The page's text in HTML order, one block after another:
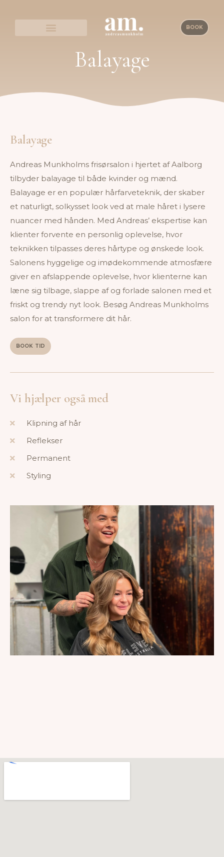
BOOK
Balayage
Balayage
Andreas Munkholms frisørsalon i hjertet af Aalborg
tilbyder balayage til både kvinder og mænd.
Balayage er en populær hårfarveteknik, der skaber
et naturligt, solkysset look ved at male håret i lysere
nuancer med hånden. Med Andreas’ ekspertise kan
klienter forvente en personlig oplevelse, hvor
teknikken tilpasses deres hårtype og ønskede look.
Salonens hyggelige og imødekommende atmosfære
giver en afslappende oplevelse, hvor klienterne kan
læne sig tilbage, slappe af og forlade salonen med et
friskt og trendy nyt look. Besøg Andreas Munkholms
salon for at transformere dit hår.
BOOK TID
Vi hjælper også med
Klipning af hår
Reflekser
Permanent
Styling